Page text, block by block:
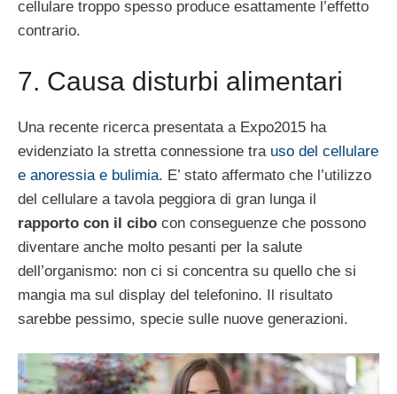
cellulare troppo spesso produce esattamente l’effetto
contrario.
7. Causa disturbi alimentari
Una recente ricerca presentata a Expo2015 ha
evidenziato la stretta connessione trauso del cellulare
e anoressia e bulimia. E’ stato affermato che l’utilizzo
del cellulare a tavola peggiora di gran lunga il
rapporto con il cibo con conseguenze che possono
diventare anche molto pesanti per la salute
dell’organismo: non ci si concentra su quello che si
mangia ma sul display del telefonino. Il risultato
sarebbe pessimo, specie sulle nuove generazioni.